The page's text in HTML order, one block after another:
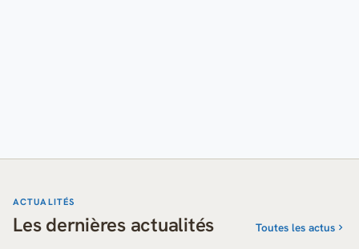
ACTUALITÉS
Les dernières actualités Toutes les actus